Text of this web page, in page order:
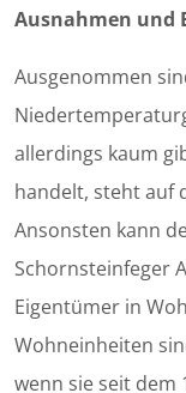
Ausnahmen und
Ausgenommen
allerdings kaum
handelt, steht auf
Ansonsten kann
Schornsteinfeger
Eigentümer in
Wohneinheiten
wenn sie seit dem